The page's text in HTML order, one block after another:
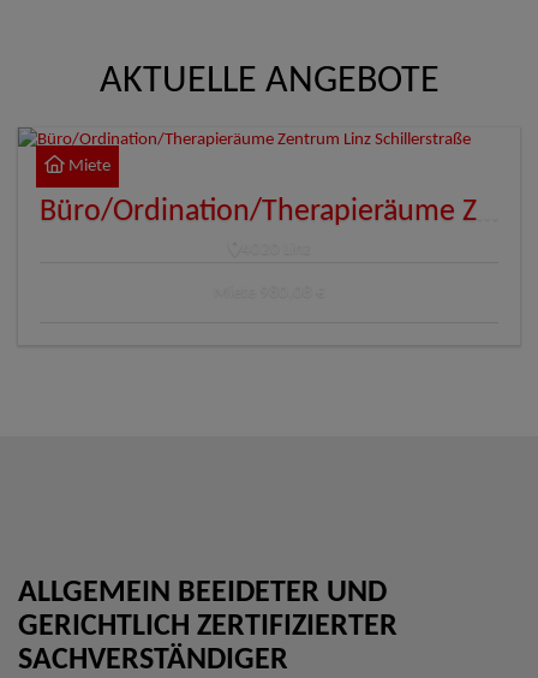
AKTUELLE ANGEBOTE
Miete
ALLGEMEIN BEEIDETER UND
GERICHTLICH ZERTIFIZIERTER
SACHVERSTÄNDIGER